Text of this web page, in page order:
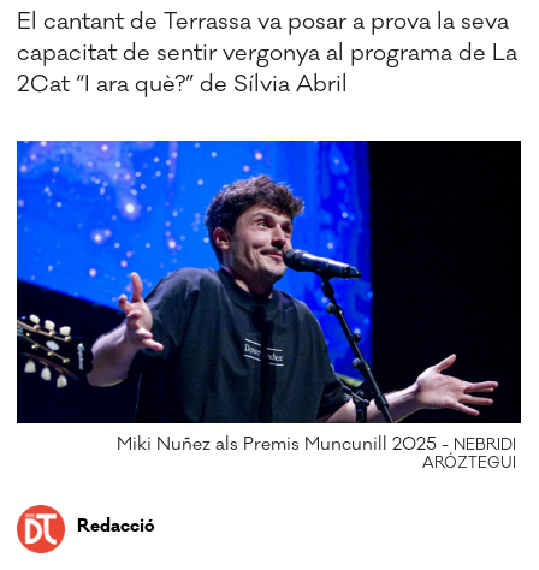
El cantant de Terrassa va posar a prova la seva
capacitat de sentir vergonya al programa de La
2Cat “I ara què?” de Sílvia Abril
Miki Nuñez als Premis Muncunill 2025 - NEBRIDI
ARÓZTEGUI
Redacció